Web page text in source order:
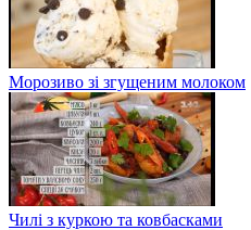
Морозиво зі згущеним молоком
Чилі з куркою та ковбасками